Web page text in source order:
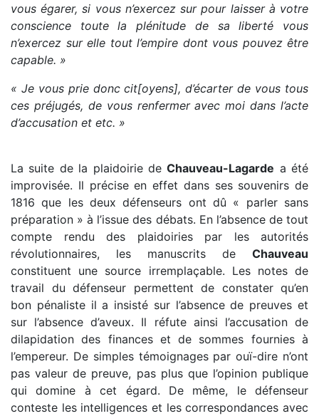
vous égarer, si vous n’exercez sur pour laisser à votre
conscience toute la plénitude de sa liberté vous
n’exercez sur elle tout l’empire dont vous pouvez être
capable. »
« Je vous prie donc cit[oyens], d’écarter de vous tous
ces préjugés, de vous renfermer avec moi dans l’acte
d’accusation et etc. »
La suite de la plaidoirie deChauveau-Lagarde a été
improvisée. Il précise en effet dans ses souvenirs de
1816 que les deux défenseurs ont dû « parler sans
préparation » à l’issue des débats. En l’absence de tout
compte rendu des plaidoiries par les autorités
révolutionnaires, les manuscrits de Chauveau
constituent une source irremplaçable. Les notes de
travail du défenseur permettent de constater qu’en
bon pénaliste il a insisté sur l’absence de preuves et
sur l’absence d’aveux. Il réfute ainsi l’accusation de
dilapidation des finances et de sommes fournies à
l’empereur. De simples témoignages par ouï-dire n’ont
pas valeur de preuve, pas plus que l’opinion publique
qui domine à cet égard. De même, le défenseur
conteste les intelligences et les correspondances avec